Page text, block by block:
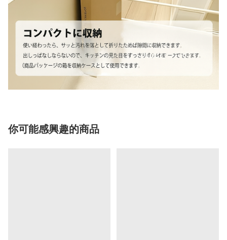
你可能感興趣的商品